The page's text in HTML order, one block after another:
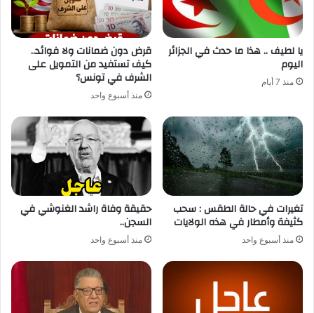
يا لطيف .. هذا ما حدث في الجزائر
اليوم
منذ 7 أيام
قرض دون ضمانات ولا فوائد..
كيف تستفيد من التمويل على
الشرف في تونس؟
منذ أسبوع واحد
تغيرات في حالة الطقس : سحب
كثيفة وأمطار في هذه الولايات
منذ أسبوع واحد
حقيقة وفاة راشد الغنوشي في
السجن..
منذ أسبوع واحد